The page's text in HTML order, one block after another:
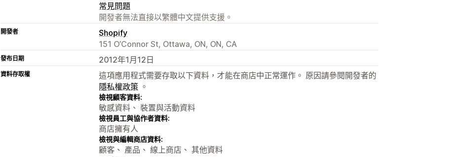
常見問題
開發者無法直接以繁體中文提供支援。
開發者
Shopify
151 O’Connor St, Ottawa, ON, ON, CA
發布日期 2012年1月12日
資料存取權
這項應用程式需要存取以下資料，才能在商店中正常運作。 原因請參閱開發者的
隱私權政策 。
檢視顧客資料:
敏感資料、 裝置與活動資料
檢視員工與協作者資料:
商店擁有人
檢視與編輯商店資料:
顧客、 產品、 線上商店、 其他資料